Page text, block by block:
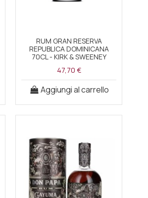
RUM GRAN RESERVA
REPUBLICA DOMINICANA
70CL - KIRK & SWEENEY
47,70 €
Aggiungi al carrello